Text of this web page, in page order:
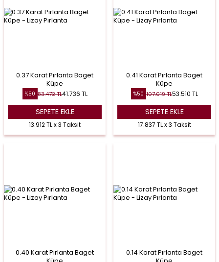
0.37 Karat Pırlanta Baget
Küpe
%50 83.472TL41.736 TL
SEPETE EKLE
13.912 TL x 3 Taksit
0.41 Karat Pırlanta Baget
Küpe
%50 107.019TL53.510 TL
SEPETE EKLE
17.837 TL x 3 Taksit
0.40 Karat Pırlanta Baget
0.14 Karat Pırlanta Baget